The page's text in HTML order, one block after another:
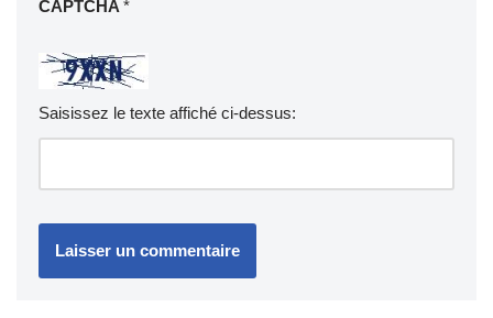
CAPTCHA *
Saisissez le texte affiché ci-dessus: